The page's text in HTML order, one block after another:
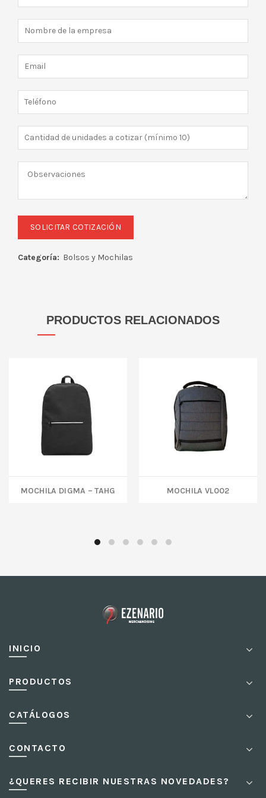
Categoría: Bolsos y Mochilas
PRODUCTOS RELACIONADOS
MOCHILA DIGMA – TAHG MOCHILA VL002
INICIO
PRODUCTOS
CATÁLOGOS
CONTACTO
¿QUERES RECIBIR NUESTRAS NOVEDADES?